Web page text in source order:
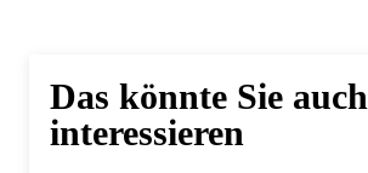
Das könnte Sie auch
interessieren